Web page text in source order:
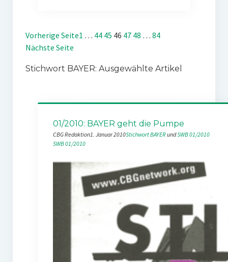
Vorherige Seite1 … 44 45 46 47 48 … 84
Nächste Seite
Stichwort BAYER: Ausgewählte Artikel
01/2010: BAYER geht die Pumpe
CBG Redaktion1. Januar 2010Stichwort BAYER und SWB 01/2010
SWB 01/2010